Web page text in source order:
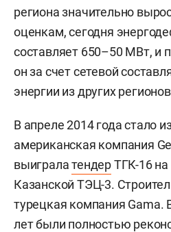
региона значительно
оценкам, сегодня
составляет 650–50 МВт, и
он за счет сетевой
энергии из других
В апреле 2014 года стало
американская компания
выигралатендерТГК-16
Казанской ТЭЦ-3.
турецкая компания Gama.
лет были полностью